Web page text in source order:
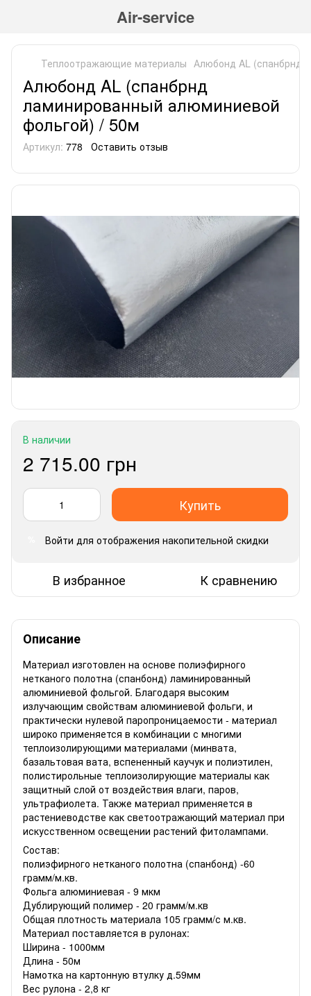
Air-service
Теплоотражающие материалы Алюбонд AL (спанбрнд
Алюбонд AL (спанбрнд
ламинированный алюминиевой
фольгой) / 50м
Артикул: 778 Оставить отзыв
В наличии
2 715.00 грн
Купить
Войти для отображения накопительной скидки
В избранное К сравнению
Описание
Материал изготовлен на основе полиэфирного
нетканого полотна (спанбонд) ламинированный
алюминиевой фольгой. Благодаря высоким
излучающим свойствам алюминиевой фольги, и
практически нулевой паропроницаемости - материал
широко применяется в комбинации с многими
теплоизолирующими материалами (минвата,
базальтовая вата, вспененный каучук и полиэтилен,
полистирольные теплоизолирующие материалы как
защитный слой от воздействия влаги, паров,
ультрафиолета. Также материал применяется в
растениеводстве как светоотражающий материал при
искусственном освещении растений фитолампами.
Состав:
полиэфирного нетканого полотна (спанбонд) -60
грамм/м.кв.
Фольга алюминиевая - 9 мкм
Дублирующий полимер - 20 грамм/м.кв
Общая плотность материала 105 грамм/с м.кв.
Материал поставляется в рулонах:
Ширина - 1000мм
Длина - 50м
Намотка на картонную втулку д.59мм
Вес рулона - 2,8 кг